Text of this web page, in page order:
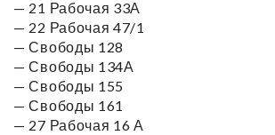
— 21 Рабочая 33А
— 22 Рабочая 47/1
— Свободы 128
— Свободы 134А
— Свободы 155
— Свободы 161
— 27 Рабочая 16 А